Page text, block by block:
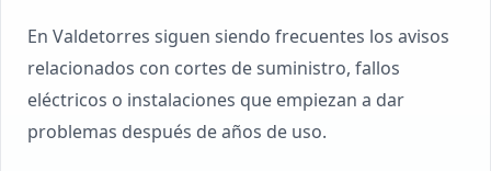
En Valdetorres siguen siendo frecuentes los avisos
relacionados con cortes de suministro, fallos
eléctricos o instalaciones que empiezan a dar
problemas después de años de uso.